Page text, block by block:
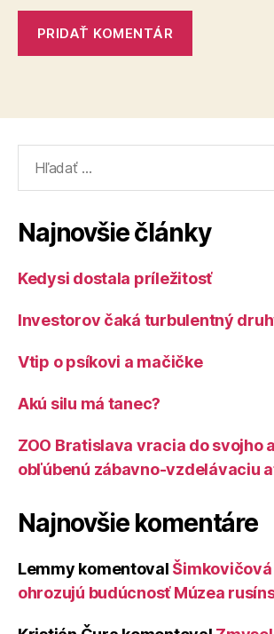
Najnovšie články
Kedysi dostala príležitosť
Investorov čaká turbulentný
Vtip o psíkovi a mačičke
Akú silu má tanec?
ZOO Bratislava vracia do svojho
obľúbenú zábavno-vzdelávaciu
Najnovšie komentáre
Lemmy komentoval
ohrozujú budúcnosť Múzea